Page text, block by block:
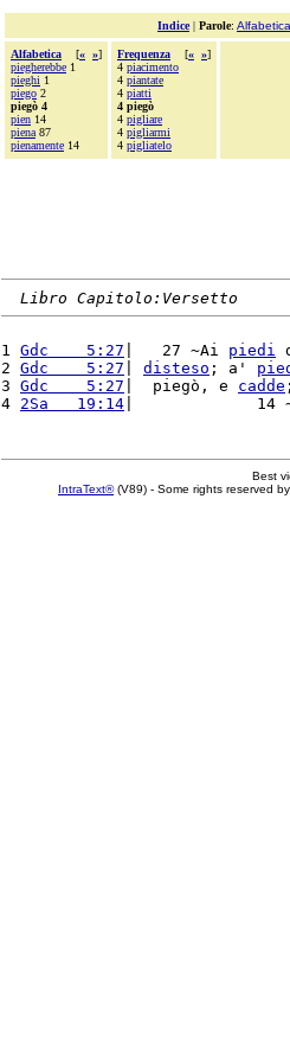
Indice| Parole: Alfabetica
Alfabetica [« »]
piegherebbe 1
pieghi 1
piego 2
piegò 4
pien 14
piena 87
pienamente 14
Frequenza [« »]
4 piacimento
4 piantate
4 piatti
4 piegò
4 pigliare
4 pigliarmi
4 pigliatelo
Libro Capitolo:Versetto
1 Gdc    5:27 |   27 ~Ai piedi
2 Gdc    5:27 disteso ; a'
3 Gdc    5:27 |  piegò, e cadde
4 2Sa   19:14 |             14
Best
IntraText®(V89) - Some rights reserved by